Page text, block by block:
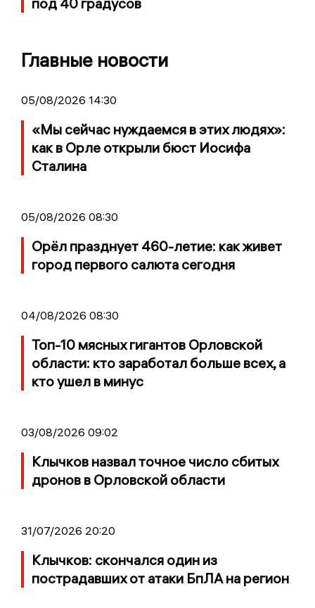
Главные новости
05/08/2026 14:30
«Мы сейчас нуждаемся в этих людях»:
как в Орле открыли бюст Иосифа
Сталина
05/08/2026 08:30
Орёл празднует 460-летие: как живет
город первого салюта сегодня
04/08/2026 08:30
Топ-10 мясных гигантов Орловской
области: кто заработал больше всех, а
кто ушел в минус
03/08/2026 09:02
Клычков назвал точное число сбитых
дронов в Орловской области
31/07/2026 20:20
Клычков: скончался один из
пострадавших от атаки БпЛА на регион